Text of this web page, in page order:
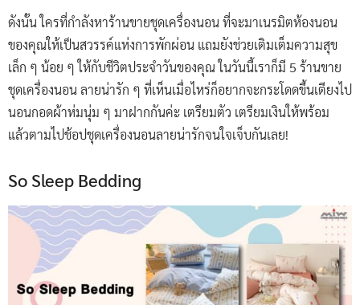
ดังนั้น ใครที่กำลังหาร้านขายชุดเครื่องนอน ที่จะมาเนรมิตห้องนอน
ของคุณให้เป็นสวรรค์แห่งการพักผ่อน แถมยังช่วยเติมเต็มความสุข
เล็ก ๆ น้อย ๆ ให้กับชีวิตประจำวันของคุณ ในวันนี้เราก็มี 5 ร้านขาย
ชุดเครื่องนอน ลายน่ารัก ๆ ที่เห็นเมื่อไหร่ก็อยากจะกระโดดขึ้นเตียงไป
นอนกอดผ้าห่มนุ่ม ๆ มาฝากกันค่ะ เตรียมตัว เตรียมเงินให้พร้อม
แล้วตามไปช้อปชุดเครื่องนอนลายน่ารักจนใจเจ็บกันเลย!
So Sleep Bedding